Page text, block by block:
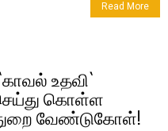
Read More
உதவி`
கொள்ள
வேண்டுகோள்!